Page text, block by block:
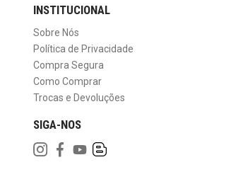
INSTITUCIONAL
Sobre Nós
Política de Privacidade
Compra Segura
Como Comprar
Trocas e Devoluções
SIGA-NOS